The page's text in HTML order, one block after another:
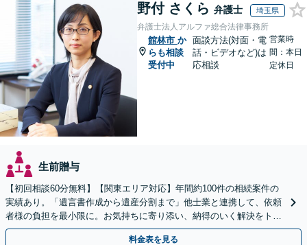
野付 さくら 弁護士 埼玉県
弁護士法人アルファ総合法律事務所
館林市 か
らも相談
受付中
面談方法(対面・電
話・ビデオなど)は
応相談
営業時
間：本日
定休日
生前贈与
【初回相談60分無料】【関東エリア対応】年間約100件の相続案件の
実績あり。「遺言書作成から遺産分割まで」他士業と連携して、依頼
者様の負担を最小限に。お気持ちに寄り添い、納得のいく解決をトー
タル・サポート【当日・夜間（18時まで）の相談可】
料金表を見る